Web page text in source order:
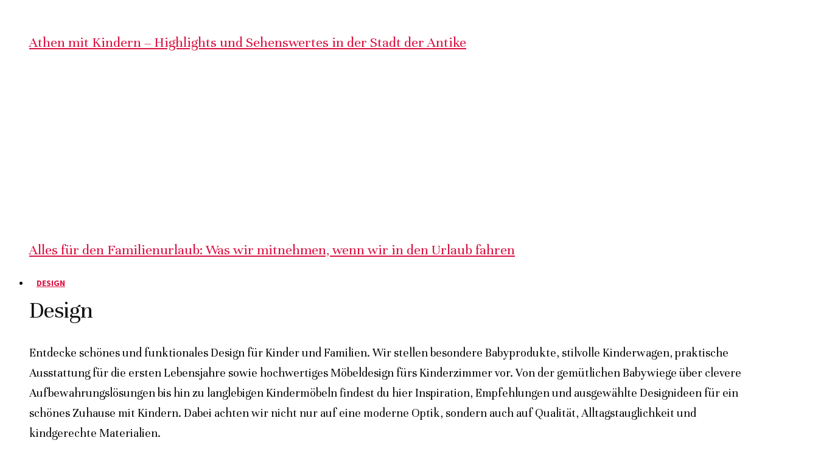
Athen mit Kindern – Highlights und Sehenswertes in der Stadt der Antike
Alles für den Familienurlaub: Was wir mitnehmen, wenn wir in den Urlaub fahren
DESIGN
Design
Entdecke schönes und funktionales Design für Kinder und Familien. Wir stellen besondere Babyprodukte, stilvolle Kinderwagen, praktische
Ausstattung für die ersten Lebensjahre sowie hochwertiges Möbeldesign fürs Kinderzimmer vor. Von der gemütlichen Babywiege über clevere
Aufbewahrungslösungen bis hin zu langlebigen Kindermöbeln findest du hier Inspiration, Empfehlungen und ausgewählte Designideen für ein
schönes Zuhause mit Kindern. Dabei achten wir nicht nur auf eine moderne Optik, sondern auch auf Qualität, Alltagstauglichkeit und
kindgerechte Materialien.